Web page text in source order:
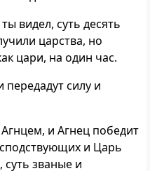
видел, суть десять
царства, но
цари, на один час.
силу и
и Агнец победит
и Царь
званые и